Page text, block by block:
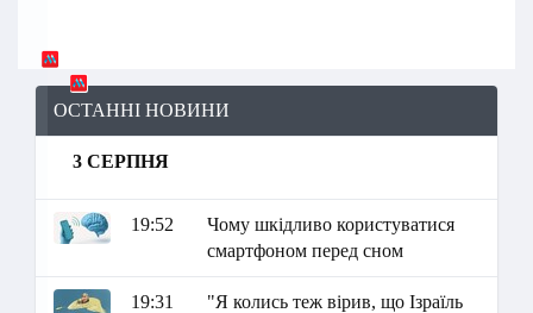
ОСТАННІ НОВИНИ
3 СЕРПНЯ
19:52
Чому шкідливо користуватися
смартфоном перед сном
19:31
"Я колись теж вірив, що Ізраїль